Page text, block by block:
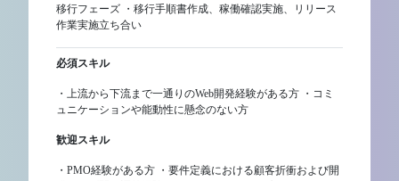
移行フェーズ ・移行手順書作成、稼働確認実施、リリース
作業実施立ち合い
必須スキル
・上流から下流まで一通りのWeb開発経験がある方 ・コミ
ュニケーションや能動性に懸念のない方
歓迎スキル
・PMO経験がある方 ・要件定義における顧客折衝および開